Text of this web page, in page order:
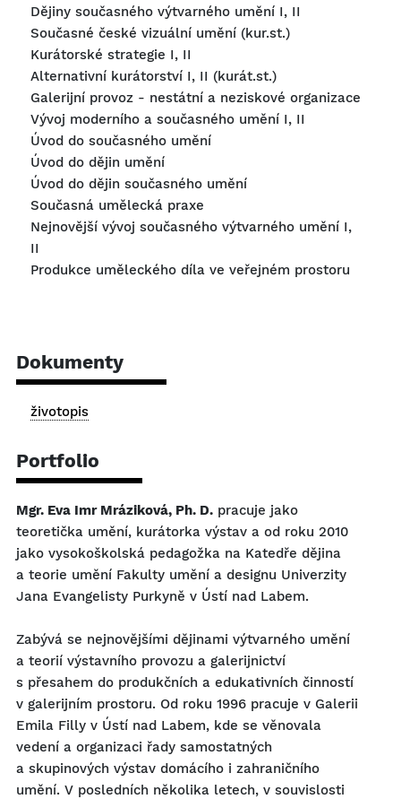
Dějiny současného výtvarného umění I, II
Současné české vizuální umění (kur.st.)
Kurátorské strategie I, II
Alternativní kurátorství I, II (kurát.st.)
Galerijní provoz - nestátní a neziskové organizace
Vývoj moderního a současného umění I, II
Úvod do současného umění
Úvod do dějin umění
Úvod do dějin současného umění
Současná umělecká praxe
Nejnovější vývoj současného výtvarného umění I,
II
Produkce uměleckého díla ve veřejném prostoru
Dokumenty
životopis
Portfolio
Mgr. Eva Imr Mráziková, Ph. D. pracuje jako
teoretička umění, kurátorka výstav a od roku 2010
jako vysokoškolská pedagožka na Katedře dějina
a teorie umění Fakulty umění a designu Univerzity
Jana Evangelisty Purkyně v Ústí nad Labem.
Zabývá se nejnovějšími dějinami výtvarného umění
a teorií výstavního provozu a galerijnictví
s přesahem do produkčních a edukativních činností
v galerijním prostoru. Od roku 1996 pracuje v Galerii
Emila Filly v Ústí nad Labem, kde se věnovala
vedení a organizaci řady samostatných
a skupinových výstav domácího i zahraničního
umění. V posledních několika letech, v souvislosti